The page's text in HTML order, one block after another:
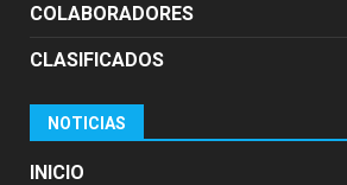
COLABORADORES
CLASIFICADOS
NOTICIAS
INICIO